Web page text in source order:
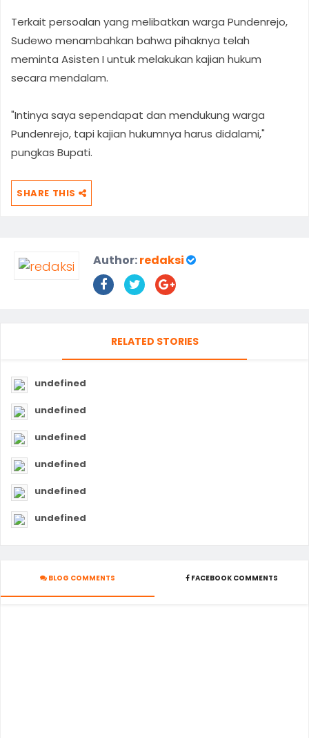
Terkait persoalan yang melibatkan warga Pundenrejo,
Sudewo menambahkan bahwa pihaknya telah
meminta Asisten I untuk melakukan kajian hukum
secara mendalam.
"Intinya saya sependapat dan mendukung warga
Pundenrejo, tapi kajian hukumnya harus didalami,"
pungkas Bupati.
SHARE THIS
Author:redaksi
RELATED STORIES
undefined
undefined
undefined
undefined
undefined
undefined
BLOG COMMENTS FACEBOOK COMMENTS